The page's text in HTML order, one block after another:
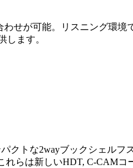
せが可能。リスニング環境
します。
クトな2wayブックシェルフ
らは新しいHDT, C-CAM